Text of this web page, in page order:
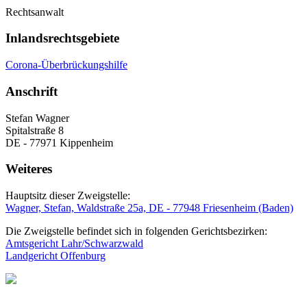
Rechtsanwalt
Inlandsrechtsgebiete
Corona-Überbrückungshilfe
Anschrift
Stefan Wagner
Spitalstraße 8
DE - 77971 Kippenheim
Weiteres
Hauptsitz dieser Zweigstelle:
Wagner, Stefan, Waldstraße 25a, DE - 77948 Friesenheim (Baden)
Die Zweigstelle befindet sich in folgenden Gerichtsbezirken:
Amtsgericht Lahr/Schwarzwald
Landgericht Offenburg